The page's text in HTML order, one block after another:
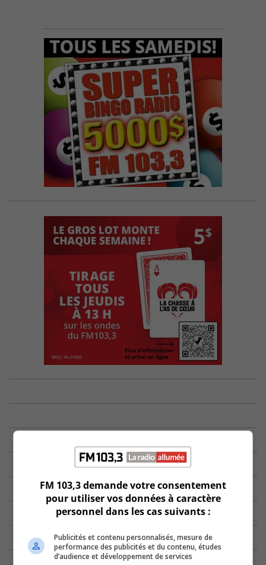
FM 103,3 demande votre consentement
pour utiliser vos données à caractère
personnel dans les cas suivants :
Publicités et contenu personnalisés, mesure de
performance des publicités et du contenu, études
d’audience et développement de services